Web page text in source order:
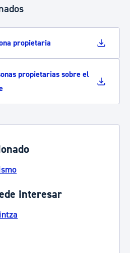
propietaria
propietarias sobre el
interesar